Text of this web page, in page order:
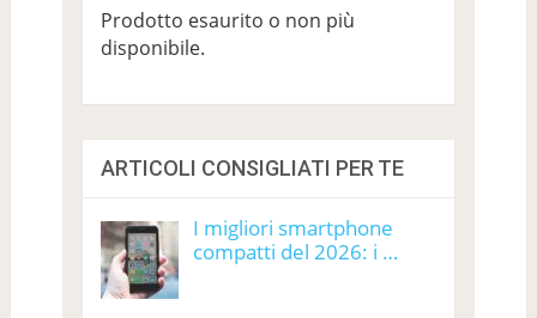
Prodotto esaurito o non più
disponibile.
ARTICOLI CONSIGLIATI PER TE
I migliori smartphone
compatti del 2026: i …